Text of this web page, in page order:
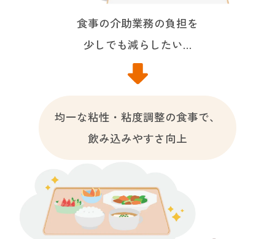
食事の介助業務の負担を
少しでも減らしたい…
均一な粘性・粘度調整の食事で、
飲み込みやすさ向上